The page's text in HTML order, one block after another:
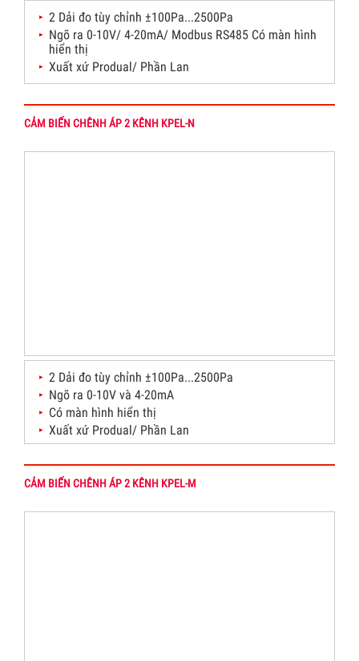
2 Dải đo tùy chỉnh ±100Pa...2500Pa
Ngõ ra 0-10V/ 4-20mA/ Modbus RS485 Có màn hình
hiển thị
Xuất xứ Produal/ Phần Lan
CẢM BIẾN CHÊNH ÁP 2 KÊNH KPEL-N
2 Dải đo tùy chỉnh ±100Pa...2500Pa
Ngõ ra 0-10V và 4-20mA
Có màn hình hiển thị
Xuất xứ Produal/ Phần Lan
CẢM BIẾN CHÊNH ÁP 2 KÊNH KPEL-M